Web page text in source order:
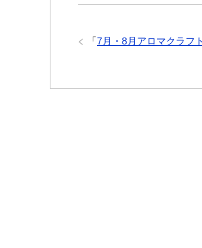
「7月・8月アロマクラフ